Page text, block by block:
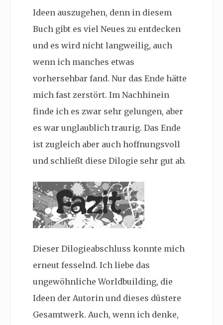
Ideen auszugehen, denn in diesem
Buch gibt es viel Neues zu entdecken
und es wird nicht langweilig, auch
wenn ich manches etwas
vorhersehbar fand. Nur das Ende hätte
mich fast zerstört. Im Nachhinein
finde ich es zwar sehr gelungen, aber
es war unglaublich traurig. Das Ende
ist zugleich aber auch hoffnungsvoll
und schließt diese Dilogie sehr gut ab.
Dieser Dilogieabschluss konnte mich
erneut fesselnd. Ich liebe das
ungewöhnliche Worldbuilding, die
Ideen der Autorin und dieses düstere
Gesamtwerk. Auch, wenn ich denke,